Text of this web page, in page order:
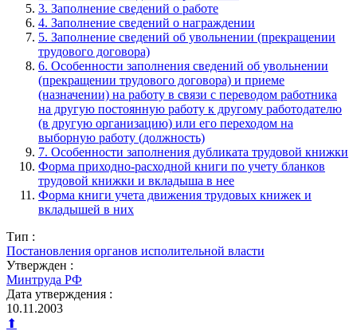
3. Заполнение сведений о работе
4. Заполнение сведений о награждении
5. Заполнение сведений об увольнении (прекращении
трудового договора)
6. Особенности заполнения сведений об увольнении
(прекращении трудового договора) и приеме
(назначении) на работу в связи с переводом работника
на другую постоянную работу к другому работодателю
(в другую организацию) или его переходом на
выборную работу (должность)
7. Особенности заполнения дубликата трудовой книжки
Форма приходно-расходной книги по учету бланков
трудовой книжки и вкладыша в нее
Форма книги учета движения трудовых книжек и
вкладышей в них
Тип :
Постановления органов исполительной власти
Утвержден :
Минтруда РФ
Дата утверждения :
10.11.2003
⬆